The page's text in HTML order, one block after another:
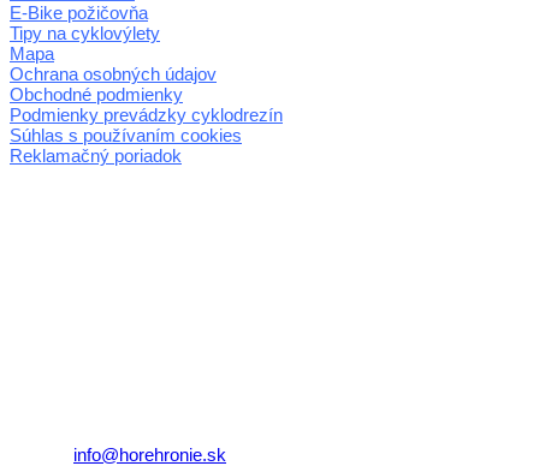
E-Bike požičovňa
Tipy na cyklovýlety
Mapa
Ochrana osobných údajov
Obchodné podmienky
Podmienky prevádzky cyklodrezín
Súhlas s používaním cookies
Reklamačný poriadok
info@horehronie.sk